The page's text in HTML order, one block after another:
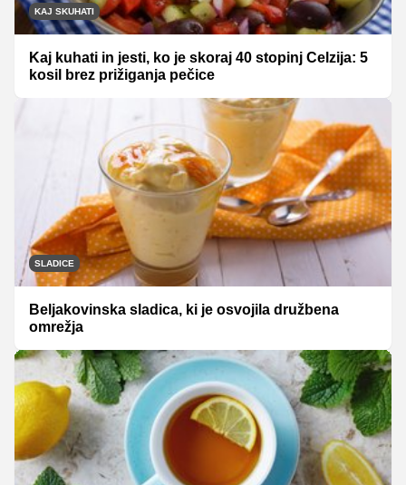
KAJ SKUHATI
Kaj kuhati in jesti, ko je skoraj 40 stopinj Celzija: 5
kosil brez prižiganja pečice
SLADICE
Beljakovinska sladica, ki je osvojila družbena
omrežja